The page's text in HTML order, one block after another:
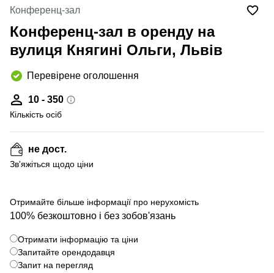
Конференц-зал
Конференц-зал в оренду на
вулиця Княгині Ольги, Львів
Перевірене оголошення
10 - 350
Кількість осіб
не дост.
Зв'яжіться щодо ціни
Отримайте більше інформації про нерухомість
100% безкоштовно і без зобов'язань
Отримати інформацію та ціни
Запитайте орендодавця
Запит на перегляд